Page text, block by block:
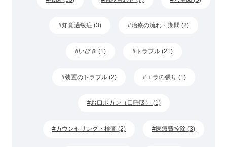
知覚過敏症 (3) 治療の流れ・期間 (2)
いびき (1) トラブル (21)
装置のトラブル (2) エラの張り (1)
お口ポカン（口呼吸） (1)
カウンセリング・検査 (2) 医療費控除 (3)